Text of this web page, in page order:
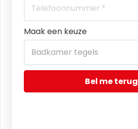
Maak een keuze
Bel me terug